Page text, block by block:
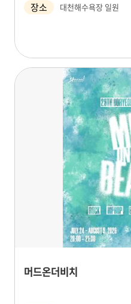
장소 대천해수욕장 일원
머드온더비치